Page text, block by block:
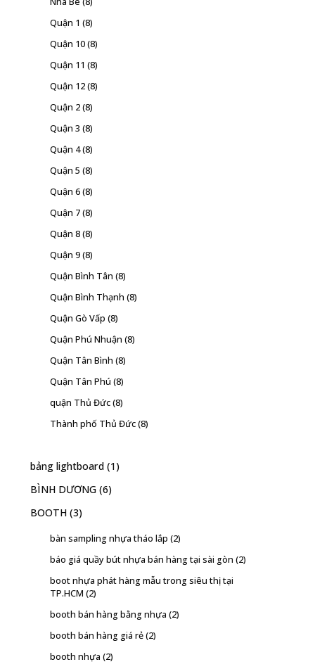
Quận 1 (8)
Quận 10(8)
Quận 11 (8)
Quận 12(8)
Quận 2(8)
Quận 3 (8)
Quận 4(8)
Quận 5 (8)
Quận 6(8)
Quận 7(8)
Quận 8(8)
Quận 9(8)
Quận Bình Tân (8)
Quận Bình Thạnh (8)
Quận Gò Vấp (8)
Quận Phú Nhuận (8)
Quận Tân Bình (8)
Quận Tân Phú (8)
quận Thủ Đức(8)
Thành phố Thủ Đức(8)
bảng lightboard (1)
BÌNH DƯƠNG (6)
BOOTH (3)
bàn sampling nhựa tháo lắp (2)
báo giá quầy bút nhựa bán hàng tại sài gòn (2)
boot nhựa phát hàng mẫu trong siêu thị tại
TP.HCM (2)
booth bán hàng bằng nhựa (2)
booth bán hàng giá rẻ(2)
booth nhựa (2)